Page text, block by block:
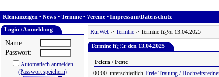
Kleinanzeigen • News • Termine • Vereine • Impressum/Datenschutz
Login / Anmeldung
Name:
Passwort:
Automatisch anmelden.
(Passwort speichern)
RurWeb > Termine > Termine fï¿½r 13.04.2025
Termine fï¿½r den 13.04.2025
Feiern / Feste
00:00 unterschiedlich Freie Trauung /